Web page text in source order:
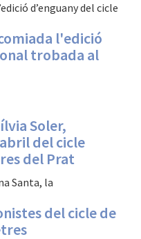
d’enguany del cicle
l'edició
trobada al
Soler,
del cicle
del Prat
Santa, la
del cicle de